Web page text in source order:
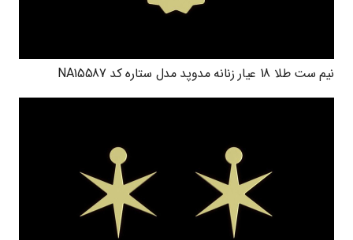
نیم ست طلا 18 عیار زنانه مدوپد مدل ستاره کد NA15587